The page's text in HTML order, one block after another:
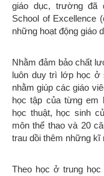
giáo dục, trường đã
School of Excellence
những hoạt động giáo
Nhằm đảm bảo chất
luôn duy trì lớp học ở
nhằm giúp các giáo
học tập của từng em
học thuật, học sinh
môn thể thao và 20
trau dồi thêm những kĩ
Theo học ở trung